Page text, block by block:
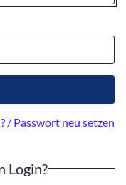
/ Passwort neu setzen
Login?